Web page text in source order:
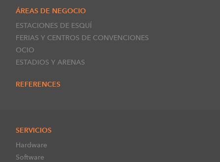
ÁREAS DE NEGOCIO
ESTACIONES DE ESQUÍ
FERIAS Y CENTROS DE CONVENCIONES
OCIO
ESTADIOS Y ARENAS
REFERENCES
SERVICIOS
Hardware
Software